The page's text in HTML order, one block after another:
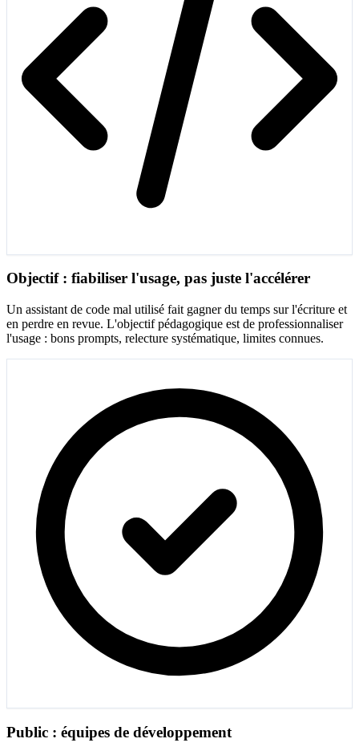
Objectif : fiabiliser l'usage, pas juste l'accélérer
Un assistant de code mal utilisé fait gagner du temps sur l'écriture et
en perdre en revue. L'objectif pédagogique est de professionnaliser
l'usage : bons prompts, relecture systématique, limites connues.
Public : équipes de développement